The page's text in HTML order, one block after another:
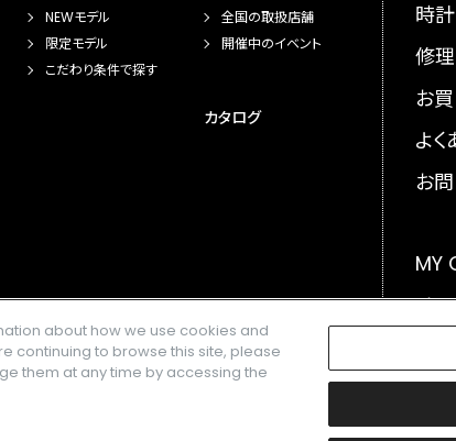
NEWモデル
限定モデル
こだわり条件で探す
全国の取扱店舗
開催中のイベント
カタログ
時
修理
お
よ
お
MY
メ
about how we use cookies and
continuing to browse this site, please
them at any time by accessing the